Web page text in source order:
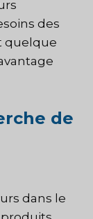
des
quelque
de
dans le